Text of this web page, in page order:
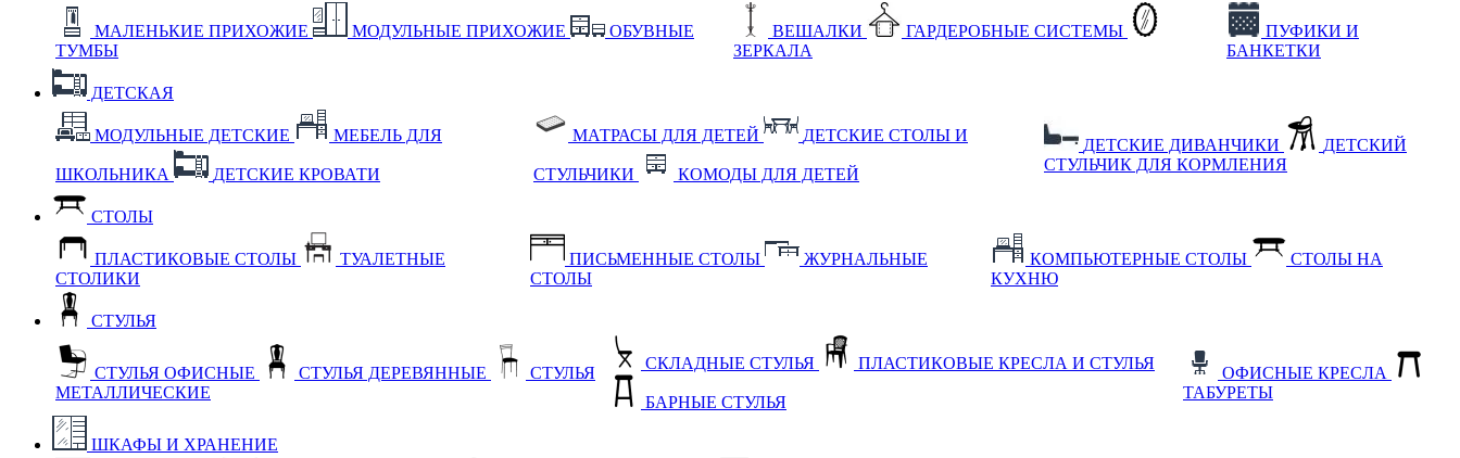
МАЛЕНЬКИЕ ПРИХОЖИЕ МОДУЛЬНЫЕ ПРИХОЖИЕ
ОБУВНЫЕ
ТУМБЫ
ВЕШАЛКИ
ГАРДЕРОБНЫЕ СИСТЕМЫ
ЗЕРКАЛА
ПУФИКИ И
БАНКЕТКИ
ДЕТСКАЯ
МОДУЛЬНЫЕ ДЕТСКИЕ МЕБЕЛЬ ДЛЯ
ШКОЛЬНИКА ДЕТСКИЕ КРОВАТИ
МАТРАСЫ ДЛЯ ДЕТЕЙ ДЕТСКИЕ СТОЛЫ И
СТУЛЬЧИКИ КОМОДЫ ДЛЯ ДЕТЕЙ
ДЕТСКИЕ ДИВАНЧИКИ
ДЕТСКИЙ
СТУЛЬЧИК ДЛЯ КОРМЛЕНИЯ
СТОЛЫ
ПЛАСТИКОВЫЕ СТОЛЫ
ТУАЛЕТНЫЕ
СТОЛИКИ
ПИСЬМЕННЫЕ СТОЛЫ
ЖУРНАЛЬНЫЕ
СТОЛЫ
КОМПЬЮТЕРНЫЕ СТОЛЫ
СТОЛЫ НА
КУХНЮ
СТУЛЬЯ
СТУЛЬЯ ОФИСНЫЕ СТУЛЬЯ ДЕРЕВЯННЫЕ
СТУЛЬЯ
МЕТАЛЛИЧЕСКИЕ
СКЛАДНЫЕ СТУЛЬЯ ПЛАСТИКОВЫЕ КРЕСЛА И СТУЛЬЯ
БАРНЫЕ СТУЛЬЯ
ОФИСНЫЕ КРЕСЛА
ТАБУРЕТЫ
ШКАФЫ И ХРАНЕНИЕ